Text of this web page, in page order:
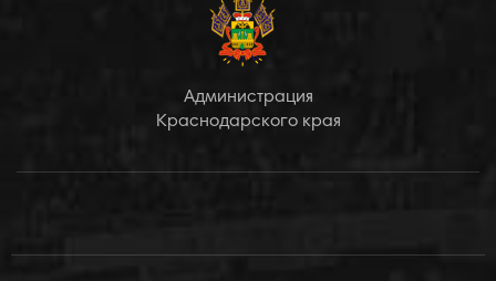
Администрация
Краснодарского края